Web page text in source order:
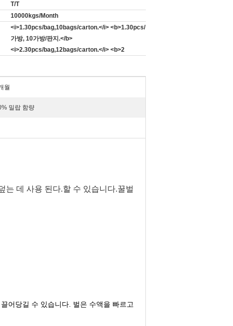
T/T
10000kgs/Month
<i>1.30pcs/bag,10bags/carton.</i> <b>1.30pcs/
가방, 10가방/판지.</b>
<i>2.30pcs/bag,12bags/carton.</i> <b>2
월
밀랍 함량
는 데 사용 된다.할 수 있습니다.꿀벌
어당길 수 있습니다. 벌은 수액을 빠르고